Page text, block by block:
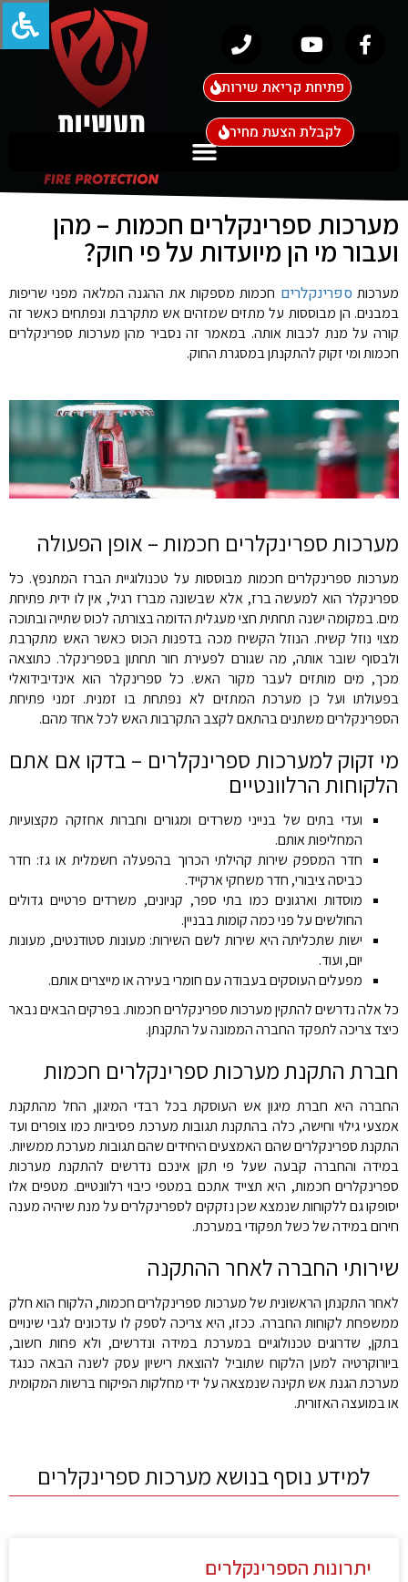
פתיחת קריאת שירות
לקבלת הצעת מחיר
מערכות ספרינקלרים חכמות – מהן
ועבור מי הן מיועדות על פי חוק?
מערכותספרינקלרים חכמות מספקות את ההגנה המלאה מפני שריפות
במבנים. הן מבוססות על מתזים שמזהים אש מתקרבת ונפתחים כאשר זה
קורה על מנת לכבות אותה. במאמר זה נסביר מהן מערכות ספרינקלרים
חכמות ומי זקוק להתקנתן במסגרת החוק.
מערכות ספרינקלרים חכמות – אופן הפעולה
מערכות ספרינקלרים חכמות מבוססות על טכנולוגיית הברז המתנפץ. כל
ספרינקלר הוא למעשה ברז, אלא שבשונה מברז רגיל, אין לו ידית פתיחת
מים. במקומה ישנה תחתית חצי מעגלית הדומה בצורתה לכוס שתייה ובתוכה
מצוי נוזל קשיח. הנוזל הקשיח מכה בדפנות הכוס כאשר האש מתקרבת
ולבסוף שובר אותה, מה שגורם לפעירת חור תחתון בספרינקלר. כתוצאה
מכך, מים מותזים לעבר מקור האש. כל ספרינקלר הוא אינדיבידואלי
בפעולתו ועל כן מערכת המתזים לא נפתחת בו זמנית. זמני פתיחת
הספרינקלרים משתנים בהתאם לקצב התקרבות האש לכל אחד מהם.
מי זקוק למערכות ספרינקלרים – בדקו אם אתם
הלקוחות הרלוונטיים
ועדי בתים של בנייני משרדים ומגורים וחברות אחזקה מקצועיות
המחליפות אותם.
חדר המספק שירות קהילתי הכרוך בהפעלה חשמלית או גז: חדר
כביסה ציבורי, חדר משחקי ארקייד.
מוסדות וארגונים כמו בתי ספר, קניונים, משרדים פרטיים גדולים
החולשים על פני כמה קומות בבניין.
ישות שתכליתה היא שירות לשם השירות: מעונות סטודנטים, מעונות
יום, ועוד.
מפעלים העוסקים בעבודה עם חומרי בעירה או מייצרים אותם.
כל אלה נדרשים להתקין מערכות ספרינקלרים חכמות. בפרקים הבאים נבאר
כיצד צריכה לתפקד החברה הממונה על התקנתן.
חברת התקנת מערכות ספרינקלרים חכמות
החברה היא חברת מיגון אש העוסקת בכל רבדי המיגון, החל מהתקנת
אמצעי גילוי וחישה, כלה בהתקנת תגובות מערכת פסיביות כמו צופרים ועד
התקנת ספרינקלרים שהם האמצעים היחידים שהם תגובות מערכת ממשיות.
במידה והחברה קבעה שעל פי תקן אינכם נדרשים להתקנת מערכות
ספרינקלרים חכמות, היא תצייד אתכם במטפי כיבוי רלוונטיים. מטפים אלו
יסופקו גם ללקוחות שנמצא שכן נזקקים לספרינקלרים על מנת שיהיה מענה
חירום במידה של כשל תפקודי במערכת.
שירותי החברה לאחר ההתקנה
לאחר התקנתן הראשונית של מערכות ספרינקלרים חכמות, הלקוח הוא חלק
ממשפחת לקוחות החברה. ככזו, היא צריכה לספק לו עדכונים לגבי שינויים
בתקן, שדרוגים טכנולוגיים במערכת במידה ונדרשים, ולא פחות חשוב,
ביורוקרטיה למען הלקוח שתוביל להוצאת רישיון עסק לשנה הבאה כנגד
מערכת הגנת אש תקינה שנמצאה על ידי מחלקות הפיקוח ברשות המקומית
או במועצה האזורית.
למידע נוסף בנושא מערכות ספרינקלרים
יתרונות הספרינקלרים